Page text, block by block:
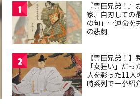
1
『豊臣兄弟！』
家、自刃しての
の句」…運命を
の悲劇
2
【豊臣兄弟！】
「女狂い」だっ
人を彩った11人
時系列で一挙紹